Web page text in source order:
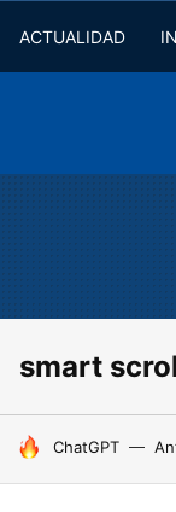
ACTUALIDAD
smart
HOY SE HABLA
ChatGPT